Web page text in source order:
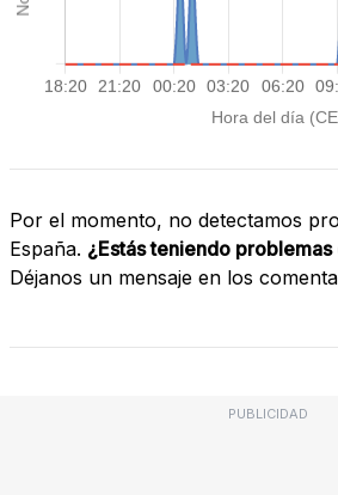
Por el momento, no detectamos
España. ¿Estás teniendo
Déjanos un mensaje en los
PUBLICIDAD